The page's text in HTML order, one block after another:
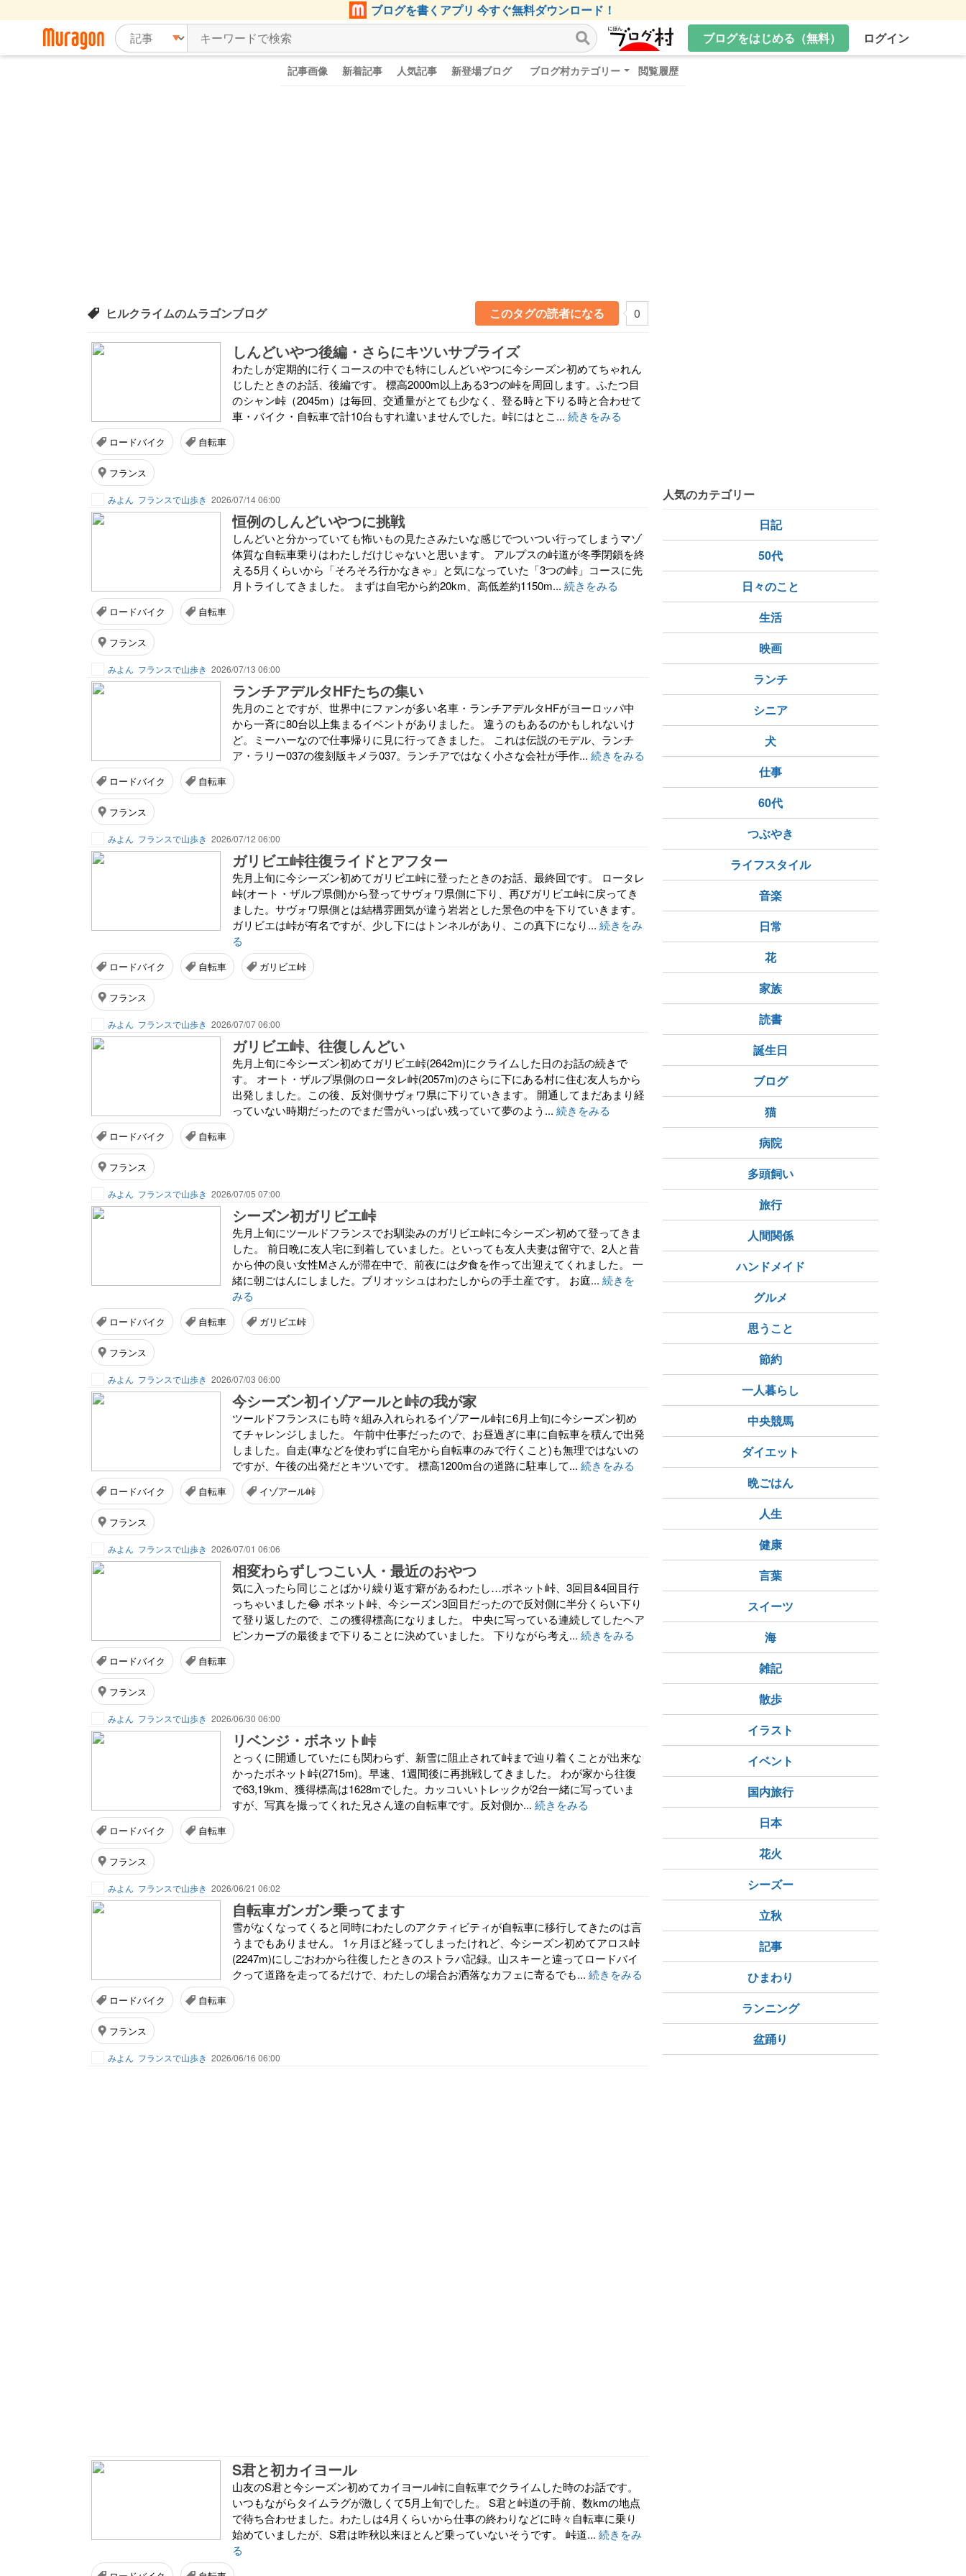
ブログを書くアプリ 今すぐ無料ダウンロード！
ブログをはじめる（無料）
ログイン
記事画像 新着記事 人気記事 新登場ブログ ブログ村カテゴリー 閲覧履歴
ヒルクライムのムラゴンブログ このタグの読者になる 0
しんどいやつ後編・さらにキツいサプライズ
わたしが定期的に行くコースの中でも特にしんどいやつに今シーズン初めてちゃれん
じしたときのお話、後編です。 標高2000m以上ある3つの峠を周回します。ふたつ目
のシャン峠（2045m）は毎回、交通量がとても少なく、登る時と下りる時と合わせて
車・バイク・自転車で計10台もすれ違いませんでした。峠にはとこ... 続きをみる
ロードバイク 自転車
フランス
みよん フランスで山歩き 2026/07/14 06:00
恒例のしんどいやつに挑戦
しんどいと分かっていても怖いもの見たさみたいな感じでついつい行ってしまうマゾ
体質な自転車乗りはわたしだけじゃないと思います。 アルプスの峠道が冬季閉鎖を終
える5月くらいから「そろそろ行かなきゃ」と気になっていた「3つの峠」コースに先
月トライしてきました。 まずは自宅から約20km、高低差約1150m... 続きをみる
ロードバイク 自転車
フランス
みよん フランスで山歩き 2026/07/13 06:00
ランチアデルタHFたちの集い
先月のことですが、世界中にファンが多い名車・ランチアデルタHFがヨーロッパ中
から一斉に80台以上集まるイベントがありました。 違うのもあるのかもしれないけ
ど。ミーハーなので仕事帰りに見に行ってきました。 これは伝説のモデル、ランチ
ア・ラリー037の復刻版キメラ037。ランチアではなく小さな会社が手作... 続きをみる
ロードバイク 自転車
フランス
みよん フランスで山歩き 2026/07/12 06:00
ガリビエ峠往復ライドとアフター
先月上旬に今シーズン初めてガリビエ峠に登ったときのお話、最終回です。 ロータレ
峠(オート・ザルプ県側)から登ってサヴォワ県側に下り、再びガリビエ峠に戻ってき
ました。サヴォワ県側とは結構雰囲気が違う岩岩とした景色の中を下りていきます。
ガリビエは峠が有名ですが、少し下にはトンネルがあり、この真下になり... 続きをみ
る
ロードバイク 自転車 ガリビエ峠
フランス
みよん フランスで山歩き 2026/07/07 06:00
ガリビエ峠、往復しんどい
先月上旬に今シーズン初めてガリビエ峠(2642m)にクライムした日のお話の続きで
す。 オート・ザルプ県側のロータレ峠(2057m)のさらに下にある村に住む友人ちから
出発しました。この後、反対側サヴォワ県に下りていきます。 開通してまだあまり経
っていない時期だったのでまだ雪がいっぱい残っていて夢のよう... 続きをみる
ロードバイク 自転車
フランス
みよん フランスで山歩き 2026/07/05 07:00
シーズン初ガリビエ峠
先月上旬にツールドフランスでお馴染みのガリビエ峠に今シーズン初めて登ってきま
した。 前日晩に友人宅に到着していました。といっても友人夫妻は留守で、2人と昔
から仲の良い女性Mさんが滞在中で、前夜には夕食を作って出迎えてくれました。 一
緒に朝ごはんにしました。ブリオッシュはわたしからの手土産です。 お庭... 続きを
みる
ロードバイク 自転車 ガリビエ峠
フランス
みよん フランスで山歩き 2026/07/03 06:00
今シーズン初イゾアールと峠の我が家
ツールドフランスにも時々組み入れられるイゾアール峠に6月上旬に今シーズン初め
てチャレンジしました。 午前中仕事だったので、お昼過ぎに車に自転車を積んで出発
しました。自走(車などを使わずに自宅から自転車のみで行くこと)も無理ではないの
ですが、午後の出発だとキツいです。 標高1200m台の道路に駐車して... 続きをみる
ロードバイク 自転車 イゾアール峠
フランス
みよん フランスで山歩き 2026/07/01 06:06
相変わらずしつこい人・最近のおやつ
気に入ったら同じことばかり繰り返す癖があるわたし…ボネット峠、3回目&4回目行
っちゃいました😂 ボネット峠、今シーズン3回目だったので反対側に半分くらい下り
て登り返したので、この獲得標高になりました。 中央に写っている連続してしたヘア
ピンカーブの最後まで下りることに決めていました。 下りながら考え... 続きをみる
ロードバイク 自転車
フランス
みよん フランスで山歩き 2026/06/30 06:00
リベンジ・ボネット峠
とっくに開通していたにも関わらず、新雪に阻止されて峠まで辿り着くことが出来な
かったボネット峠(2715m)。早速、1週間後に再挑戦してきました。 わが家から往復
で63,19km、獲得標高は1628mでした。カッコいいトレックが2台一緒に写っていま
すが、写真を撮ってくれた兄さん達の自転車です。反対側か... 続きをみる
ロードバイク 自転車
フランス
みよん フランスで山歩き 2026/06/21 06:02
自転車ガンガン乗ってます
雪がなくなってくると同時にわたしのアクティビティが自転車に移行してきたのは言
うまでもありません。 1ヶ月ほど経ってしまったけれど、今シーズン初めてアロス峠
(2247m)にしごおわから往復したときのストラバ記録。山スキーと違ってロードバイ
クって道路を走ってるだけで、わたしの場合お洒落なカフェに寄るでも... 続きをみる
ロードバイク 自転車
フランス
みよん フランスで山歩き 2026/06/16 06:00
S君と初カイヨール
山友のS君と今シーズン初めてカイヨール峠に自転車でクライムした時のお話です。
いつもながらタイムラグが激しくて5月上旬でした。 S君と峠道の手前、数kmの地点
で待ち合わせました。わたしは4月くらいから仕事の終わりなどに時々自転車に乗り
始めていましたが、S君は昨秋以来ほとんど乗っていないそうです。 峠道... 続きをみ
る
人気のカテゴリー
日記
50代
日々のこと
生活
映画
ランチ
シニア
犬
仕事
60代
つぶやき
ライフスタイル
音楽
日常
花
家族
読書
誕生日
ブログ
猫
病院
多頭飼い
旅行
人間関係
ハンドメイド
グルメ
思うこと
節約
一人暮らし
中央競馬
ダイエット
晩ごはん
人生
健康
言葉
スイーツ
海
雑記
散歩
イラスト
イベント
国内旅行
日本
花火
シーズー
立秋
記事
ひまわり
ランニング
盆踊り